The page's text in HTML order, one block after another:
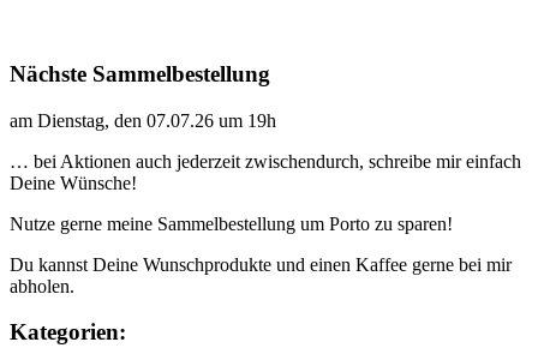
Nächste Sammelbestellung
am Dienstag, den 07.07.26 um 19h
… bei Aktionen auch jederzeit zwischendurch, schreibe mir einfach
Deine Wünsche!
Nutze gerne meine Sammelbestellung um Porto zu sparen!
Du kannst Deine Wunschprodukte und einen Kaffee gerne bei mir
abholen.
Kategorien: